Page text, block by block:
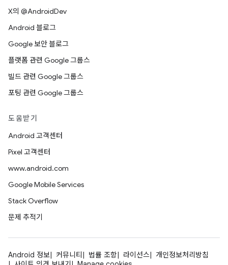
X의 @AndroidDev
Android 블로그
Google 보안 블로그
플랫폼 관련 Google 그룹스
빌드 관련 Google 그룹스
포팅 관련 Google 그룹스
도움받기
Android 고객센터
Pixel 고객센터
www.android.com
Google Mobile Services
Stack Overflow
문제 추적기
Android 정보 커뮤니티 법률 조항 라이선스
개인정보처리방침